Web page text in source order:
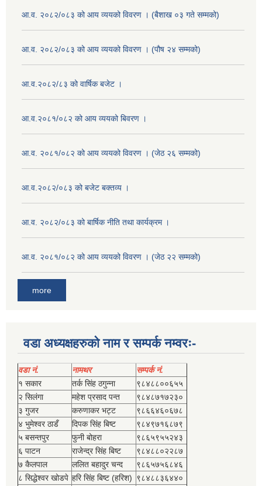
आ.व. २०८२/०८३ को आय व्ययको विवरण । (बैशाख ०३ गते सम्मको)
आ.व. २०८२/०८३ को आय व्ययको विवरण । (पौष २४ सम्मको)
आ.व.२०८२/८३ को वार्षिक बजेट ।
आ.व.२०८१/०८२ को आय व्ययको बिवरण ।
आ.व. २०८१/०८२ को आय व्ययको विवरण । (जेठ २६ सम्मको)
आ.व.२०८२/०८३ को बजेट बक्तव्य ।
आ.व. २०८२/०८३ को बार्षिक नीति तथा कार्यक्रम ।
आ.व. २०८१/०८२ को आय व्ययको विवरण । (जेठ २२ सम्मको)
more
वडा अध्यक्षहरुको नाम र सम्पर्क नम्वरः-
वडा नं. नामथर
सम्पर्क नं.
१ सकार
तर्क सिंह ठगुन्‍ना
९८४८८००६५५
२ सिलंगा
महेश प्रसाद पन्त
९८४८७१७२३०
३ गुजर
करुणाकर भट्ट
९८६६४६०६७८
४ भुमेश्‍वर ठाडँ
दिपक सिंह बिष्‍ट
९८४९७१६८७९
५ बसन्तपुर
फुनी बोहरा
९८६५९५५२४३
६ पाटन
राजेन्द्र सिंह बिष्‍ट
९८४८८०२२८७
७ कैलपाल
ललित बहादुर चन्द
९८६५७५६८४६
८ सिद्धेश्‍वर खोडपे हरि सिंह बिष्‍ट (हरिश) ९८४८८३६४४०